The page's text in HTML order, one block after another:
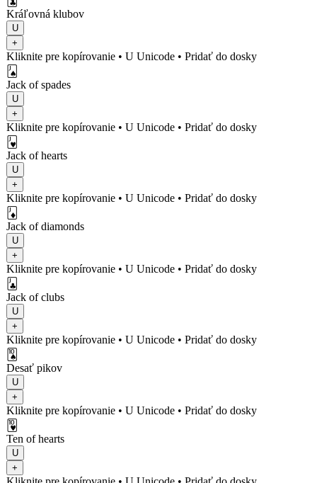
Kráľovná klubov
U
+
Kliknite pre kopírovanie • U Unicode • Pridať do dosky
🂫
Jack of spades
U
+
Kliknite pre kopírovanie • U Unicode • Pridať do dosky
🂻
Jack of hearts
U
+
Kliknite pre kopírovanie • U Unicode • Pridať do dosky
🃋
Jack of diamonds
U
+
Kliknite pre kopírovanie • U Unicode • Pridať do dosky
🃛
Jack of clubs
U
+
Kliknite pre kopírovanie • U Unicode • Pridať do dosky
🂪
Desať pikov
U
+
Kliknite pre kopírovanie • U Unicode • Pridať do dosky
🂺
Ten of hearts
U
+